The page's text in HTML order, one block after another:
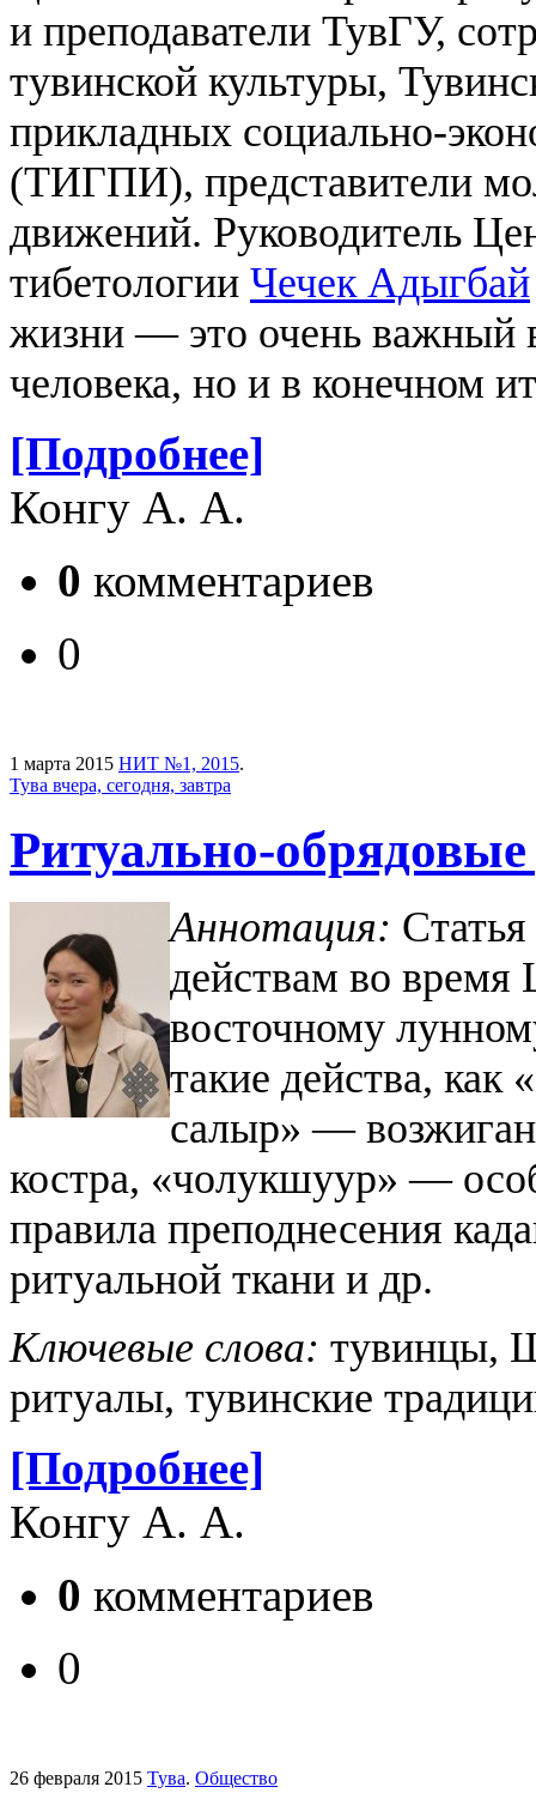
и преподаватели ТувГУ,
тувинской культуры,
прикладных социально-
(ТИГПИ), представители
движений. Руководитель
тибетологии Чечек Адыгбай
жизни — это очень важный
человека, но и в конечном
[Подробнее]
Конгу А. А.
0 комментариев
0
1 марта 2015 НИТ №1, 2015.
Тува вчера, сегодня, завтра
Ритуально-
Аннотация:
действам во
восточному
такие действа,
салыр» —
костра, «чолукшуур» —
правила преподнесения
ритуальной ткани и др.
Ключевые слова: тувинцы,
ритуалы, тувинские
[Подробнее]
Конгу А. А.
0 комментариев
0
26 февраля 2015 Тува. Общество